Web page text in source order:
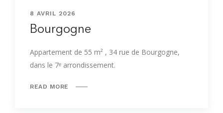
8 AVRIL 2026
Bourgogne
Appartement de 55 m² , 34 rue de Bourgogne,
dans le 7ᵉ arrondissement.
READ MORE